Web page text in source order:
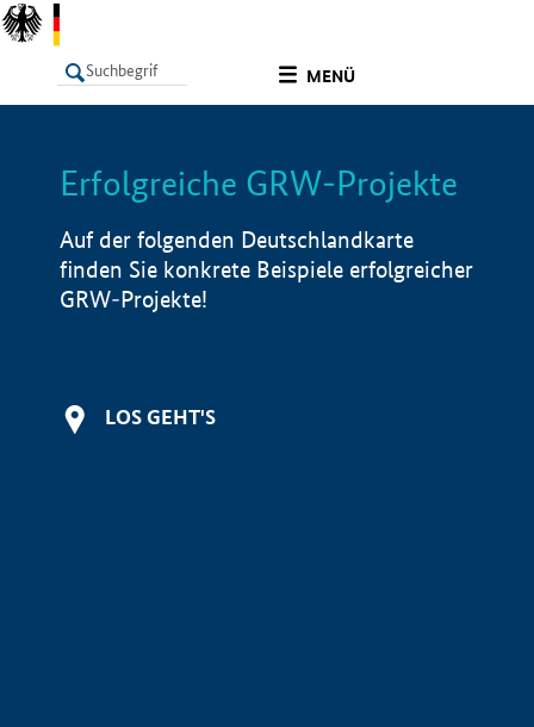
MENÜ
LISTE Info
Erfolgreiche GRW-Projekte
Auf der folgenden Deutschlandkarte
finden Sie konkrete Beispiele erfolgreicher
GRW-Projekte!
LOS GEHT'S